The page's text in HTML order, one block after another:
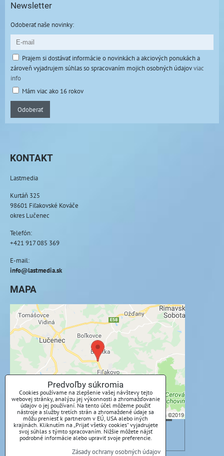
Newsletter
Odoberať naše novinky:
Prajem si dostávať informácie o novinkách a akciových ponukách a
zároveň vyjadrujem súhlas so spracovaním mojich osobných údajovviac
info
Mám viac ako 16 rokov
Odoberať
KONTAKT
Lastmedia
Kurtáň 325
98601 Fiľakovské Kováče
okres Lučenec
Telefón:
+421 917 085 369
E-mail:
info@lastmedia.sk
MAPA
Externý obsah je blokovaný Voľbami
súkromia
Prajete si načítať externý obsah?
Povoliť tentokrát
Povoliť a zapamätať - súhlas s druhom cookie:
Funkčné
Otvoriť obsah v novom okne
Predvoľby súkromia
Cookies používame na zlepšenie vašej návštevy tejto
webovej stránky, analýzu jej výkonnosti a zhromažďovanie
údajov o jej používaní. Na tento účel môžeme použiť
nástroje a služby tretích strán a zhromaždené údaje sa
môžu preniesť k partnerom v EÚ, USA alebo iných
krajinách. Kliknutím na „Prijať všetky cookies“ vyjadrujete
svoj súhlas s týmto spracovaním. Nižšie môžete nájsť
podrobné informácie alebo upraviť svoje preferencie.
Zásady ochrany osobných údajov